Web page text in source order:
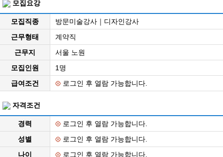
모집요강
모집직종
방문미술강사｜디자인강사
근무형태
계약직
근무지
서울 노원
모집인원
1명
급여조건
로그인 후 열람 가능합니다.
자격조건
경력
로그인 후 열람 가능합니다.
성별
로그인 후 열람 가능합니다.
나이
로그인 후 열람 가능합니다.